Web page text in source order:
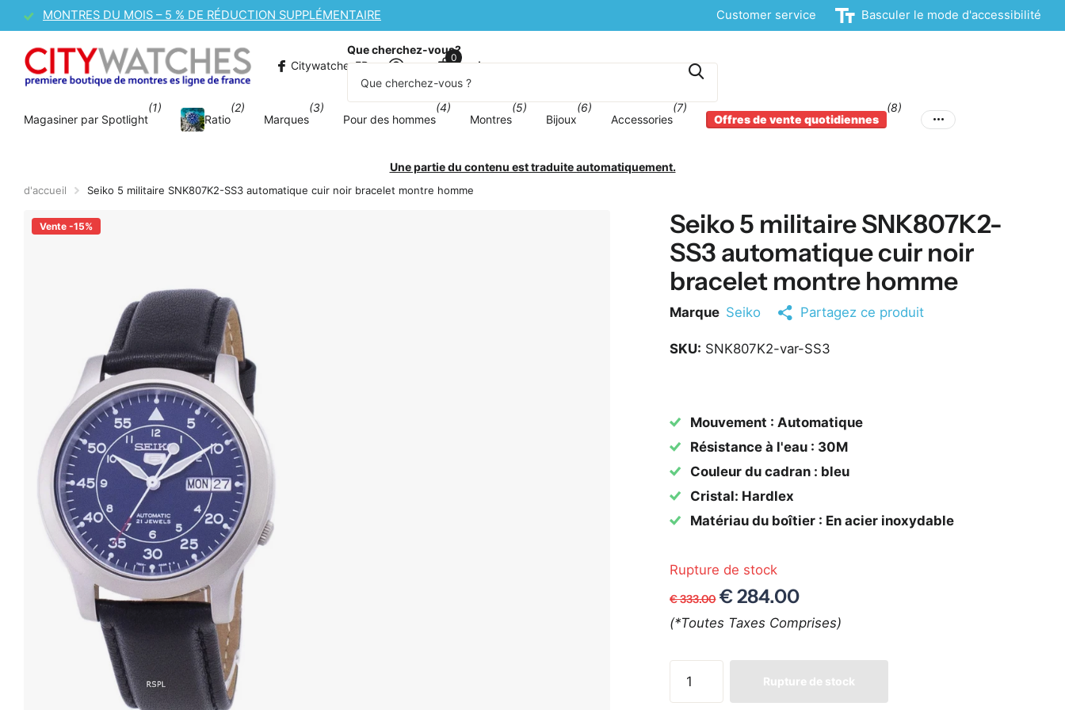
VENTE DE MONTRES CASIO – 10 % DE RÉDUCTION SUPPLÉMENTAIRE Customer service Basculer le mode d'accessibilité
Que cherchez-vous?
CitywatchesFR
Panier
0
Magasiner par Spotlight
(1)
Ratio
(2)
Marques
(3)
Pour des hommes
(4)
Montres
(5)
Bijoux
(6)
Accessories
(7)
Offres de vente quotidiennes
(8)
Une partie du contenu est traduite automatiquement.
d'accueil Seiko 5 militaire SNK807K2-SS3 automatique cuir noir bracelet montre homme
Vente -15%
Seiko 5 militaire SNK807K2-
SS3 automatique cuir noir
bracelet montre homme
Marque Seiko Partagez ce produit
SKU: SNK807K2-var-SS3
Mouvement : Automatique
Résistance à l'eau : 30M
Couleur du cadran : bleu
Cristal: Hardlex
Matériau du boîtier : En acier inoxydable
Rupture de stock
€ 333.00€ 284.00
(*Toutes Taxes Comprises)
Rupture de stock